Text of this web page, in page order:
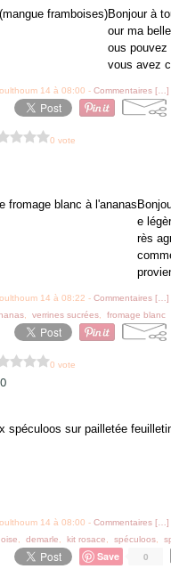
Bonjour à
our ma
ous
vous avez
14 à 08:00 - Commentaires [ ]
0 vote
e
rès
14 à 08:22 - Commentaires [ ]
verrines sucrées fromage blanc
0 vote
14 à 08:00 - Commentaires [ ]
demarle kit rosace spéculoos
0
Save